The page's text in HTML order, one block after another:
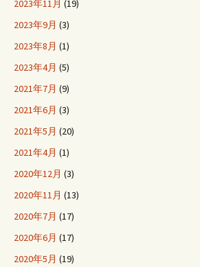
2023年11月 (19)
2023年9月 (3)
2023年8月 (1)
2023年4月 (5)
2021年7月 (9)
2021年6月 (3)
2021年5月 (20)
2021年4月 (1)
2020年12月 (3)
2020年11月 (13)
2020年7月 (17)
2020年6月 (17)
2020年5月 (19)